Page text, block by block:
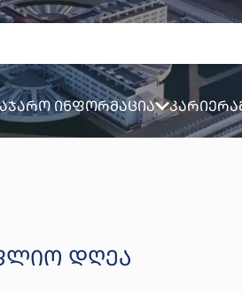
ინფორმაცია კარიერა
ᲓᲦᲔᲐ